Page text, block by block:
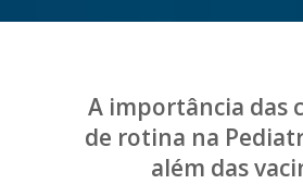
A importância das
de rotina na
além das